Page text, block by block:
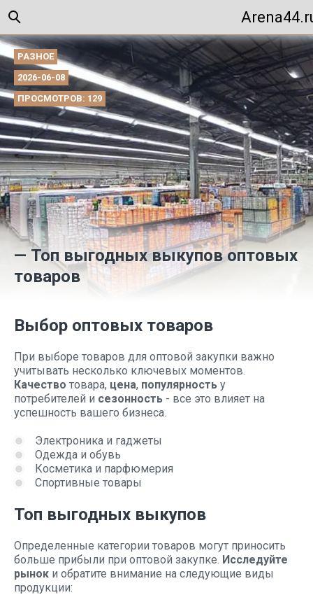
РАЗНОЕ
2026-06-08
ПРОСМОТРОВ: 129
— Топ выгодных выкупов оптовых
товаров
Выбор оптовых товаров
При выборе товаров для оптовой закупки важно
учитывать несколько ключевых моментов.
Качество товара, цена, популярность у
потребителей и сезонность - все это влияет на
успешность вашего бизнеса.
Электроника и гаджеты
Одежда и обувь
Косметика и парфюмерия
Спортивные товары
Топ выгодных выкупов
Определенные категории товаров могут приносить
больше прибыли при оптовой закупке. Исследуйте
рынок и обратите внимание на следующие виды
продукции: